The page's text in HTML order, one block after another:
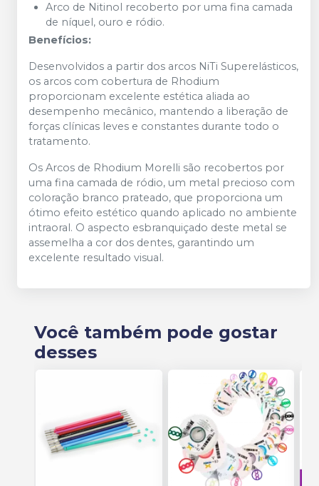
Arco de Nitinol recoberto por uma fina camada
de níquel, ouro e ródio.
Benefícios:
Desenvolvidos a partir dos arcos NiTi Superelásticos,
os arcos com cobertura de Rhodium
proporcionam excelente estética aliada ao
desempenho mecânico, mantendo a liberação de
forças clínicas leves e constantes durante todo o
tratamento.
Os Arcos de Rhodium Morelli são recobertos por
uma fina camada de ródio, um metal precioso com
coloração branco prateado, que proporciona um
ótimo efeito estético quando aplicado no ambiente
intraoral. O aspecto esbranquiçado deste metal se
assemelha a cor dos dentes, garantindo um
excelente resultado visual.
Você também pode gostar
desses